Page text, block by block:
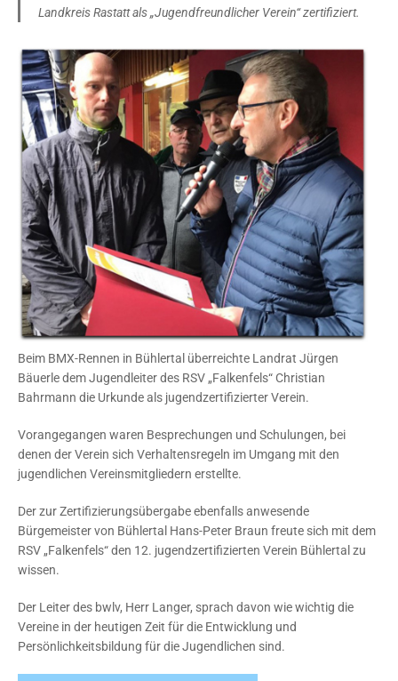
Landkreis Rastatt als „Jugendfreundlicher Verein“ zertifiziert.
Beim BMX-Rennen in Bühlertal überreichte Landrat Jürgen
Bäuerle dem Jugendleiter des RSV „Falkenfels“ Christian
Bahrmann die Urkunde als jugendzertifizierter Verein.
Vorangegangen waren Besprechungen und Schulungen, bei
denen der Verein sich Verhaltensregeln im Umgang mit den
jugendlichen Vereinsmitgliedern erstellte.
Der zur Zertifizierungsübergabe ebenfalls anwesende
Bürgemeister von Bühlertal Hans-Peter Braun freute sich mit dem
RSV „Falkenfels“ den 12. jugendzertifizierten Verein Bühlertal zu
wissen.
Der Leiter des bwlv, Herr Langer, sprach davon wie wichtig die
Vereine in der heutigen Zeit für die Entwicklung und
Persönlichkeitsbildung für die Jugendlichen sind.